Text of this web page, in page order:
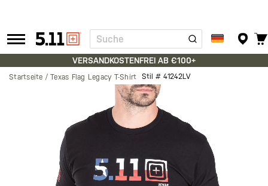
Tactical
Gear
Suche
VERSANDKOSTENFREI AB €100+
Startseite Texas Flag Legacy T-Shirt Stil # 41242LV